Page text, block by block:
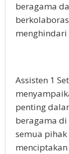
beragama
menghindari
Assisten 1
penting
beragama di
semua